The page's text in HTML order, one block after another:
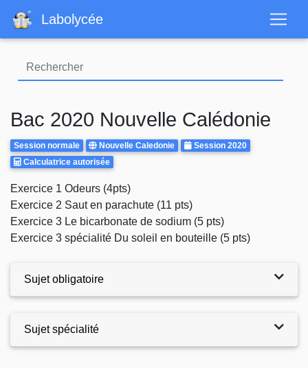
contenu
Labolycée
Bac 2020 Nouvelle Calédonie
Rattrapages
Session normale
Centre
d'examen
Nouvelle Caledonie Annee
Session 2020
Calculatrice
Calculatrice autorisée
Body
Exercice 1 Odeurs (4pts)
Exercice 2 Saut en parachute (11 pts)
Exercice 3 Le bicarbonate de sodium (5 pts)
Exercice 3 spécialité Du soleil en bouteille (5 pts)
Sujet obligatoire
Sujet spécialité